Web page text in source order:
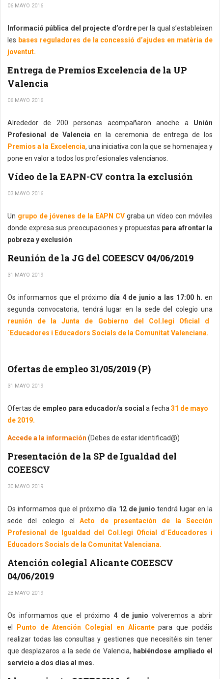
06 MAYO 2016
Informació pública del projecte d’ordreper la qual s’estableixen
les bases reguladores de la concessió d’ajudes en matèria de
joventut.
Entrega de Premios Excelencia de la UP
Valencia
06 MAYO 2016
Alrededor de 200 personas acompañaron anoche a Unión
Profesional de Valenciaen la ceremonia de entrega de los
Premios a la Excelencia, una iniciativa con la que se homenajea y
pone en valor a todos los profesionales valencianos.
Vídeo de la EAPN-CV contra la exclusión
03 MAYO 2016
Un grupo de jóvenes de la EAPN CV graba un vídeo con móviles
donde expresa sus preocupaciones y propuestas para afrontar la
pobreza y exclusión
Reunión de la JG del COEESCV 04/06/2019
31 MAYO 2019
Os informamos que el próximo día 4 de junio a las 17:00 h. en
segunda convocatoria, tendrá lugar en la sede del colegio una
reunión de la Junta de Gobierno del Col.legi Oficial d
´Educadores i Educadors Socials de la Comunitat Valenciana.
Ofertas de empleo 31/05/2019 (P)
31 MAYO 2019
Ofertas de empleo para educador/a social a fecha 31 de mayo
de 2019.
Accede a la información (Debes de estar identificad@)
Presentación de la SP de Igualdad del
COEESCV
30 MAYO 2019
Os informamos que el próximo día 12 de junio tendrá lugar en la
sede del colegio elActo de presentación de la Sección
Profesional de Igualdad del Col.legi Oficial d´Educadores i
Educadors Socials de la Comunitat Valenciana.
Atención colegial Alicante COEESCV
04/06/2019
28 MAYO 2019
Os informamos que el próximo 4 de junio volveremos a abrir
el
Punto de Atención Colegial en Alicantepara que podáis
realizar todas las consultas y gestiones que necesitéis sin tener
que desplazaros a la sede de Valencia, habiéndose ampliado el
servicio a dos días al mes.